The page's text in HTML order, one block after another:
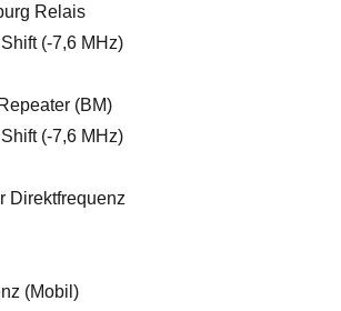
Relais
(-7,6 MHz)
(BM)
(-7,6 MHz)
Direktfrequenz
(Mobil)